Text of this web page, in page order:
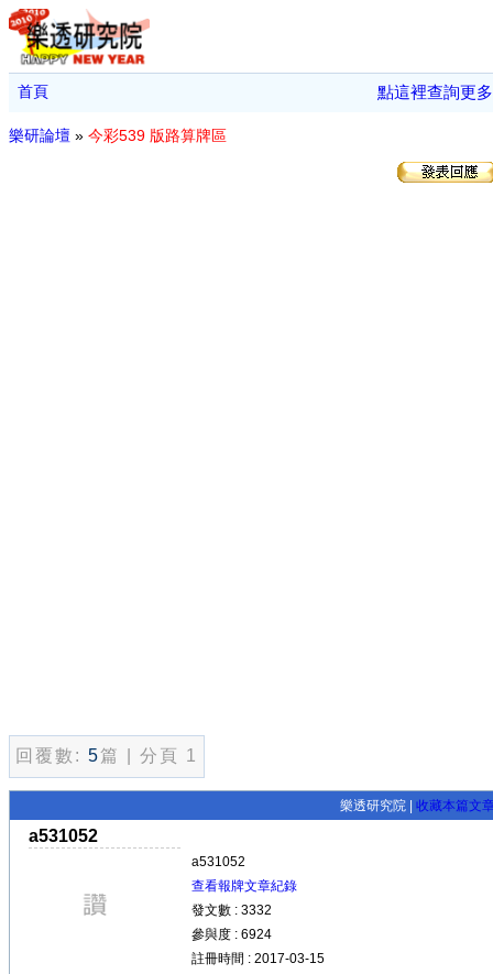
首頁 點這裡查詢更多
樂研論壇 » 今彩539 版路算牌區
回覆數: 5篇 | 分頁 1
樂透研究院 | 收藏本篇文
a531052
a531052
查看報牌文章紀錄
發文數 : 3332
參與度 : 6924
註冊時間 : 2017-03-15